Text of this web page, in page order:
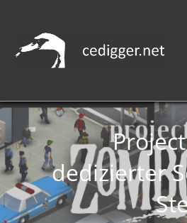
dedizierter